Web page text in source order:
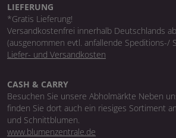
LIEFERUNG
*Gratis Lieferung!
Versandkostenfrei innerhalb Deutschlands
(ausgenommen evtl. anfallende Speditions-/
Liefer- und Versandkosten
CASH & CARRY
Besuchen Sie unsere Abholmärkte Neben
finden Sie dort auch ein riesiges Sortiment
und Schnittblumen.
www.blumenzentrale.de